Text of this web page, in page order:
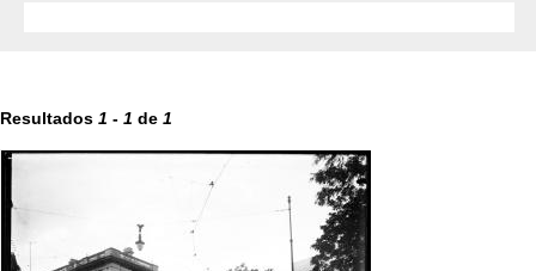
Resultados 1 - 1 de 1